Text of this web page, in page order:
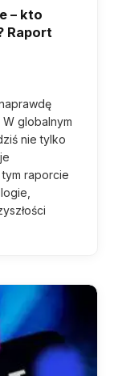
– kto
Raport
globalnym
nie tylko
raporcie